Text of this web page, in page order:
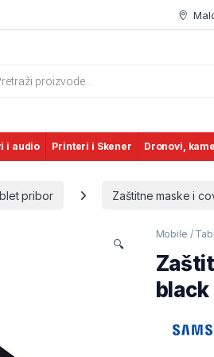
search
i audio Printeri i Skener Dronovi,
pribor Zaštitne maske i
🔍
Mobile /
black